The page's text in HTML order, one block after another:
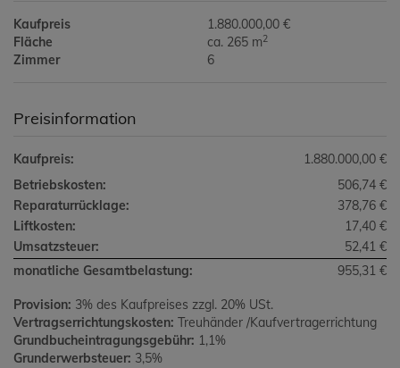
Kaufpreis
1.880.000,00 €
Fläche
ca. 265 m2
Zimmer 6
Preisinformation
Kaufpreis:
1.880.000,00 €
Betriebskosten:
506,74 €
Reparaturrücklage:
378,76 €
Liftkosten:
17,40 €
Umsatzsteuer:
52,41 €
monatliche Gesamtbelastung:
955,31 €
Provision: 3% des Kaufpreises zzgl. 20% USt.
Vertragserrichtungskosten: Treuhänder /Kaufvertragerrichtung
Grundbucheintragungsgebühr: 1,1%
Grunderwerbsteuer: 3,5%